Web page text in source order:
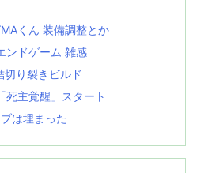
くん 装備調整とか
ンドゲーム 雑感
り裂きビルド
主覚醒」スタート
は埋まった